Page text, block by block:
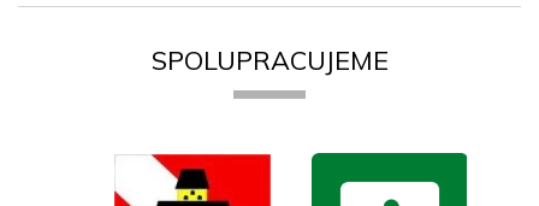
SPOLUPRACUJEME